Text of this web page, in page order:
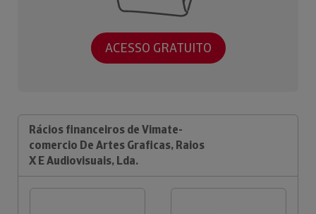
ACESSO GRATUITO
Rácios financeiros de Vimate-
comercio De Artes Graficas, Raios
X E Audiovisuais, Lda.